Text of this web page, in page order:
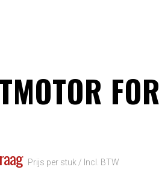
Prijs per stuk / Incl. BTW